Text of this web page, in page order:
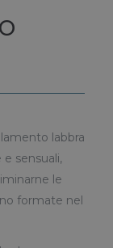
labbra
sensuali,
le
formate nel